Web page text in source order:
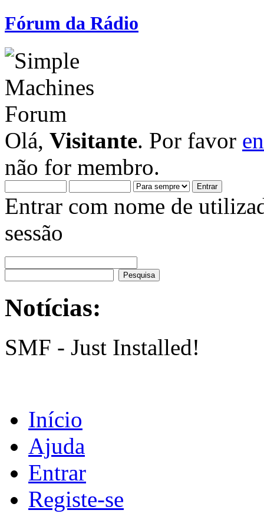
Fórum da Rádio
Olá, Visitante. Por favor
não for membro.
Entrar com nome de
sessão
Notícias:
SMF - Just Installed!
Início
Ajuda
Entrar
Registe-se